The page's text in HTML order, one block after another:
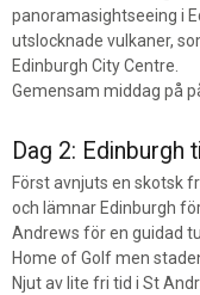
panoramasightseeing i
utslocknade vulkaner,
Edinburgh City Centre.
Gemensam middag på
Dag 2: Edinburgh
Först avnjuts en skotsk
och lämnar Edinburgh
Andrews för en guidad
Home of Golf men
Njut av lite fri tid i St